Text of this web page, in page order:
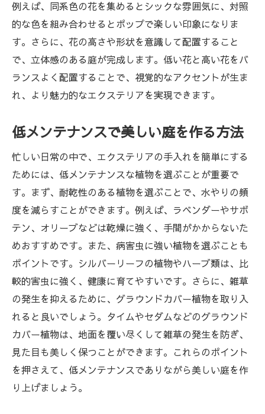
例えば、同系色の花を集めるとシックな雰囲気に、対照
的な色を組み合わせるとポップで楽しい印象になりま
す。さらに、花の高さや形状を意識して配置すること
で、立体感のある庭が完成します。低い花と高い花をバ
ランスよく配置することで、視覚的なアクセントが生ま
れ、より魅力的なエクステリアを実現できます。
低メンテナンスで美しい庭を作る方法
忙しい日常の中で、エクステリアの手入れを簡単にする
ためには、低メンテナンスな植物を選ぶことが重要で
す。まず、耐乾性のある植物を選ぶことで、水やりの頻
度を減らすことができます。例えば、ラベンダーやサボ
テン、オリーブなどは乾燥に強く、手間がかからないた
めおすすめです。また、病害虫に強い植物を選ぶことも
ポイントです。シルバーリーフの植物やハーブ類は、比
較的害虫に強く、健康に育てやすいです。さらに、雑草
の発生を抑えるために、グラウンドカバー植物を取り入
れると良いでしょう。タイムやセダムなどのグラウンド
カバー植物は、地面を覆い尽くして雑草の発生を防ぎ、
見た目も美しく保つことができます。これらのポイント
を押さえて、低メンテナンスでありながら美しい庭を作
り上げましょう。